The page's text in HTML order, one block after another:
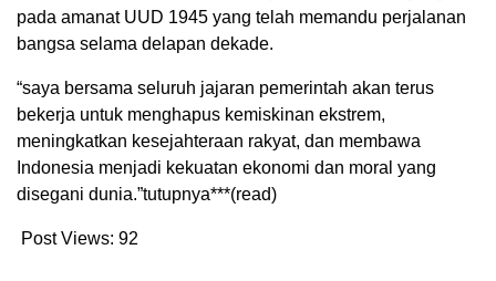
pada amanat UUD 1945 yang telah memandu perjalanan
bangsa selama delapan dekade.
“saya bersama seluruh jajaran pemerintah akan terus
bekerja untuk menghapus kemiskinan ekstrem,
meningkatkan kesejahteraan rakyat, dan membawa
Indonesia menjadi kekuatan ekonomi dan moral yang
disegani dunia.”tutupnya***(read)
Post Views: 92